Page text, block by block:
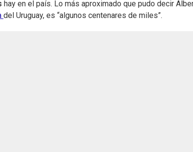
hay en el país. Lo más aproximado que pudo decir
del Uruguay, es “algunos centenares de miles”.